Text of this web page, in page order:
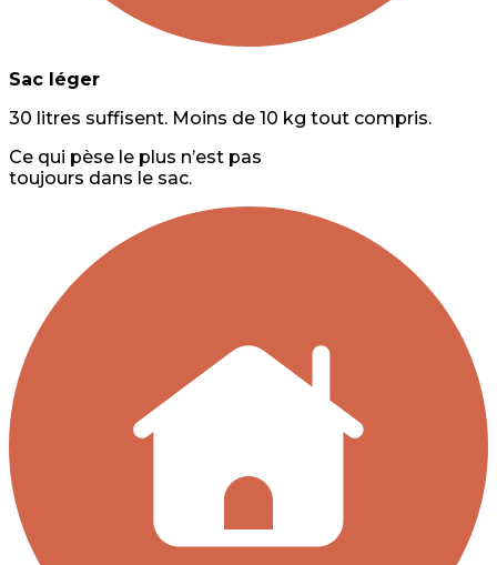
Sac léger
30 litres suffisent. Moins de 10 kg tout compris.
Ce qui pèse le plus n’est pas
toujours dans le sac.